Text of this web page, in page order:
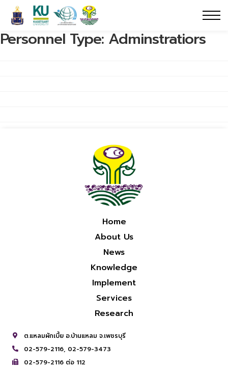
Personnel Type: Adminstratiors
Home
About Us
News
Knowledge
Implement
Services
Research
ต.แหลมผักเบี้ย อ.บ้านแหลม จ.เพชรบุรี
02-579-2116, 02-579-3473
02-579-2116 ต่อ 112